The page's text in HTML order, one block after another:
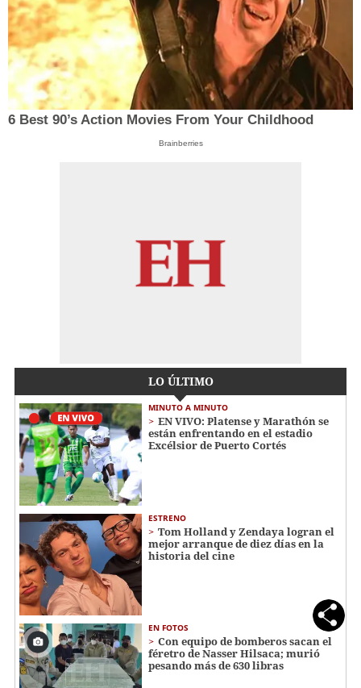
6 Best 90’s Action Movies From Your Childhood
Brainberries
LO ÚLTIMO
MINUTO A MINUTO
EN VIVO: Platense y Marathón se
están enfrentando en el estadio
Excélsior de Puerto Cortés
ESTRENO
Tom Holland y Zendaya logran el
mejor arranque de diez días en la
historia del cine
EN FOTOS
Con equipo de bomberos sacan el
féretro de Nasser Hilsaca; murió
pesando más de 630 libras